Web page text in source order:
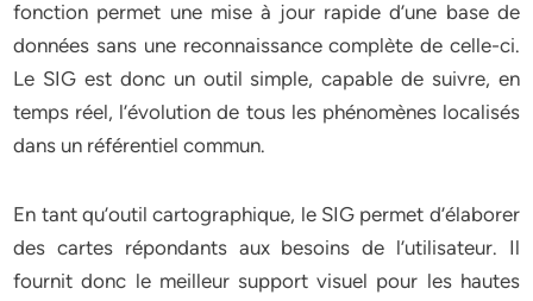
fonction permet une mise à jour rapide d’une base de
données sans une reconnaissance complète de celle-ci.
Le SIG est donc un outil simple, capable de suivre, en
temps réel, l’évolution de tous les phénomènes localisés
dans un référentiel commun.
En tant qu’outil cartographique, le SIG permet d’élaborer
des cartes répondants aux besoins de l’utilisateur. Il
fournit donc le meilleur support visuel pour les hautes